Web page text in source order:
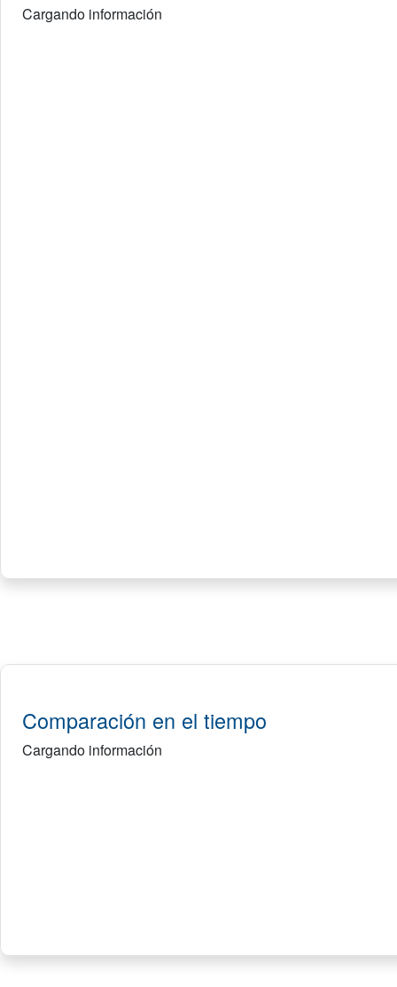
Cargando información
Comparación en el tiempo
Cargando información